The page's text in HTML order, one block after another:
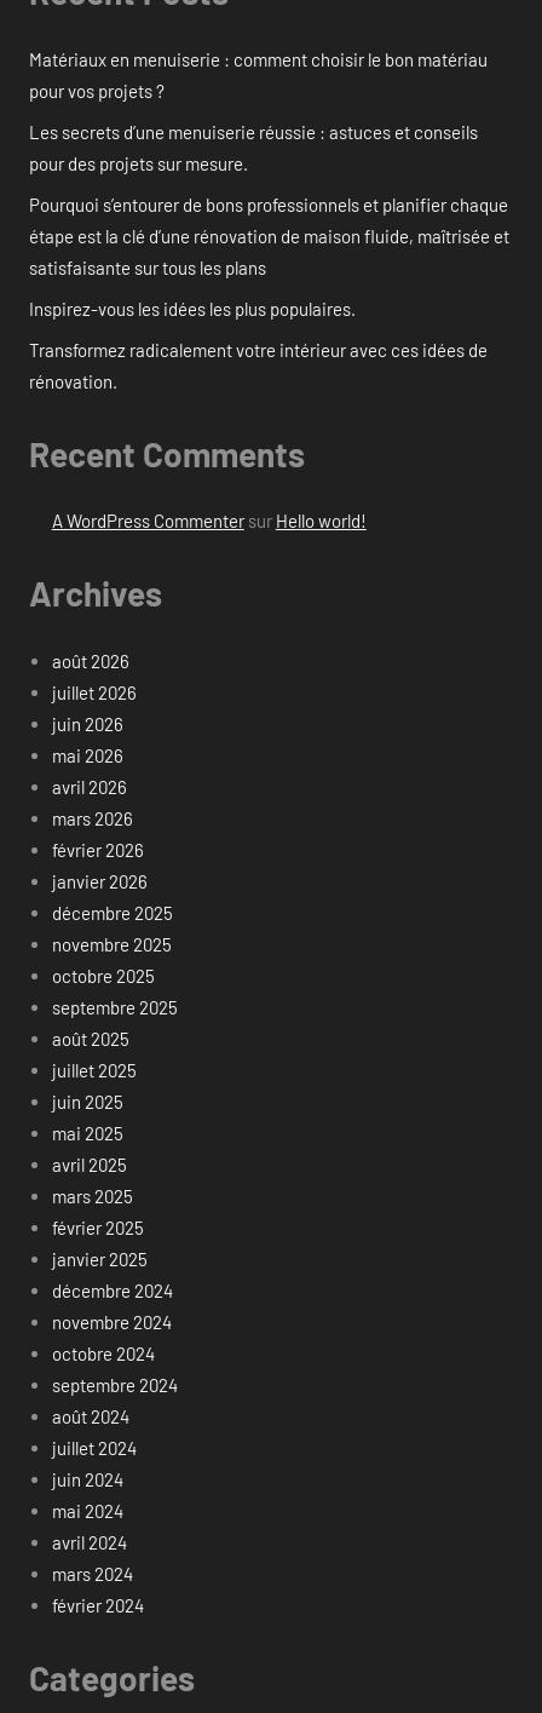
Matériaux en menuiserie : comment choisir le bon matériau
pour vos projets ?
Les secrets d’une menuiserie réussie : astuces et conseils
pour des projets sur mesure.
Pourquoi s’entourer de bons professionnels et planifier chaque
étape est la clé d’une rénovation de maison fluide, maîtrisée et
satisfaisante sur tous les plans
Inspirez-vous les idées les plus populaires.
Transformez radicalement votre intérieur avec ces idées de
rénovation.
Recent Comments
A WordPress Commentersur Hello world!
Archives
août 2026
juillet 2026
juin 2026
mai 2026
avril 2026
mars 2026
février 2026
janvier 2026
décembre 2025
novembre 2025
octobre 2025
septembre 2025
août 2025
juillet 2025
juin 2025
mai 2025
avril 2025
mars 2025
février 2025
janvier 2025
décembre 2024
novembre 2024
octobre 2024
septembre 2024
août 2024
juillet 2024
juin 2024
mai 2024
avril 2024
mars 2024
février 2024
Categories